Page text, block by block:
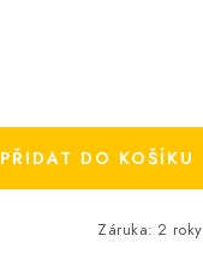
PŘIDAT DO KOŠÍKU
Záruka: 2 roky